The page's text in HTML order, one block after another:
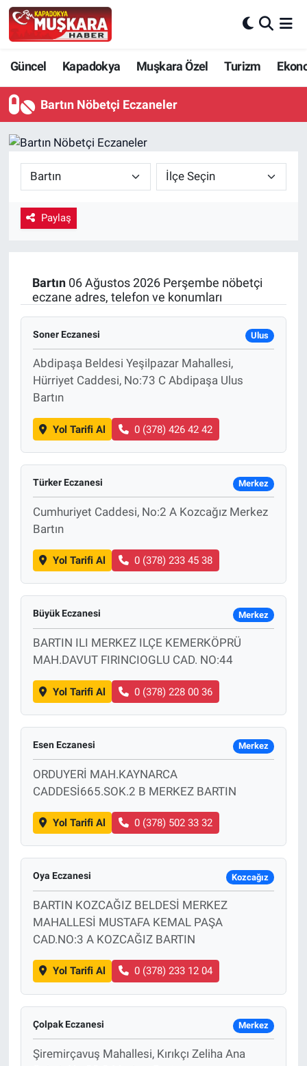
Güncel Kapadokya Muşkara Özel Turizm
Bartın Nöbetçi Eczaneler
Paylaş
Bartın06 Ağustos 2026 Perşembe nöbetçi
eczane adres, telefon ve konumları
Soner Eczanesi Ulus
Abdipaşa Beldesi Yeşilpazar Mahallesi,
Hürriyet Caddesi, No:73 C Abdipaşa Ulus
Bartın
Yol Tarifi Al 0 (378) 426 42 42
Türker Eczanesi Merkez
Cumhuriyet Caddesi, No:2 A Kozcağız Merkez
Bartın
Yol Tarifi Al 0 (378) 233 45 38
Büyük Eczanesi Merkez
BARTIN ILI MERKEZ ILÇE KEMERKÖPRÜ
MAH.DAVUT FIRINCIOGLU CAD. NO:44
Yol Tarifi Al 0 (378) 228 00 36
Esen Eczanesi Merkez
ORDUYERİ MAH.KAYNARCA
CADDESİ665.SOK.2 B MERKEZ BARTIN
Yol Tarifi Al 0 (378) 502 33 32
Oya Eczanesi Kozcağız
BARTIN KOZCAĞIZ BELDESİ MERKEZ
MAHALLESİ MUSTAFA KEMAL PAŞA
CAD.NO:3 A KOZCAĞIZ BARTIN
Yol Tarifi Al 0 (378) 233 12 04
Çolpak Eczanesi Merkez
Şiremirçavuş Mahallesi, Kırıkçı Zeliha Ana
Güncel
SEÇİM
Ekonomi
Kapadokya
Kültür - Sanat
Yaşam
VEFATLAR
Nevşehir Hava Durumu
Nevşehir Trafik Yoğunluk Haritası
Tüm Manşetler
Son Dakika Haberleri